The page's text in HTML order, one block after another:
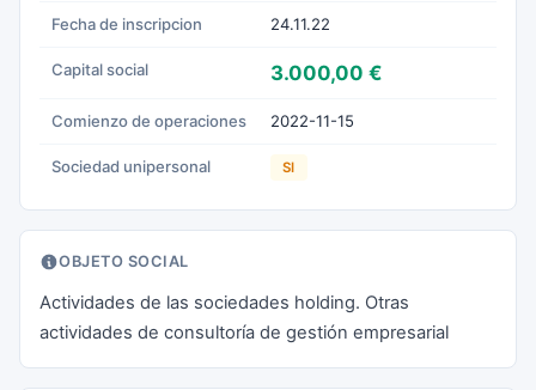
Fecha de inscripcion 24.11.22
Capital social 3.000,00 €
Comienzo de operaciones 2022-11-15
Sociedad unipersonal SI
OBJETO SOCIAL
Actividades de las sociedades holding. Otras
actividades de consultoría de gestión empresarial